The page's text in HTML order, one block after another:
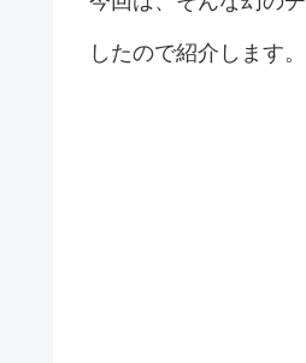
したので紹介します。